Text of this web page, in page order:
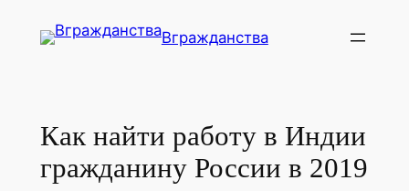
Вгражданства
Как найти работу в Индии
гражданину России в 2019